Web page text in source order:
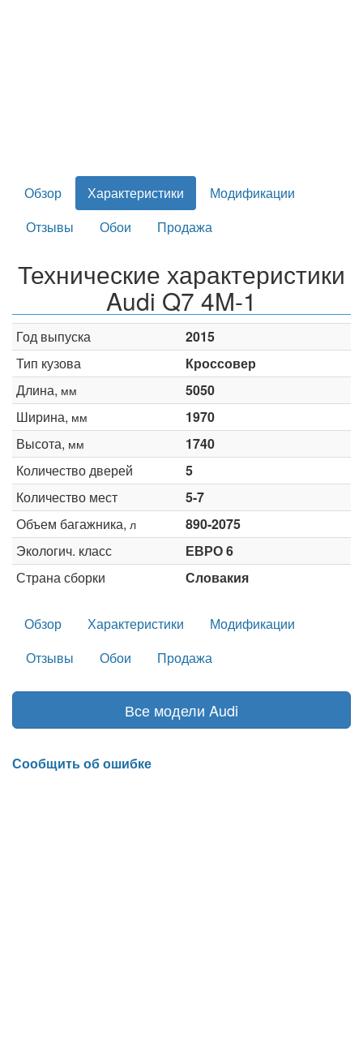
Обзор Характеристики
Модификации
Отзывы
Обои Продажа
Технические характеристики
Audi Q7 4M-1
Год выпуска
2015
Тип кузова
Кроссовер
Длина, мм
5050
Ширина, мм
1970
Высота, мм
1740
Количество дверей
5
Количество мест
5-7
Объем багажника, л
890-2075
Экологич. класс
ЕВРО 6
Страна сборки
Словакия
Обзор Характеристики
Модификации
Отзывы
Обои Продажа
Все модели Audi
Сообщить об ошибке